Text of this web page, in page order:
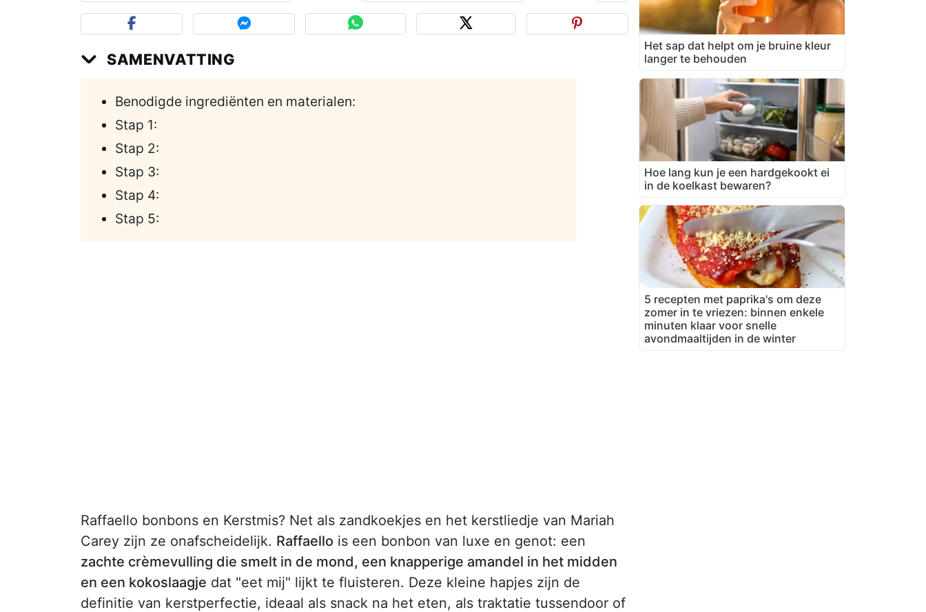
SAMENVATTING
Benodigde ingrediënten en materialen:
Stap 1:
Stap 2:
Stap 3:
Stap 4:
Stap 5:
Raffaello bonbons en Kerstmis? Net als zandkoekjes en het kerstliedje van Mariah
Carey zijn ze onafscheidelijk. Raffaello is een bonbon van luxe en genot: een
zachte crèmevulling die smelt in de mond, een knapperige amandel in het midden
en een kokoslaagje dat "eet mij" lijkt te fluisteren. Deze kleine hapjes zijn de
definitie van kerstperfectie, ideaal als snack na het eten, als traktatie tussendoor of
Het sap dat helpt om je bruine kleur
langer te behouden
Hoe lang kun je een hardgekookt ei
in de koelkast bewaren?
5 recepten met paprika's om deze
zomer in te vriezen: binnen enkele
minuten klaar voor snelle
avondmaaltijden in de winter